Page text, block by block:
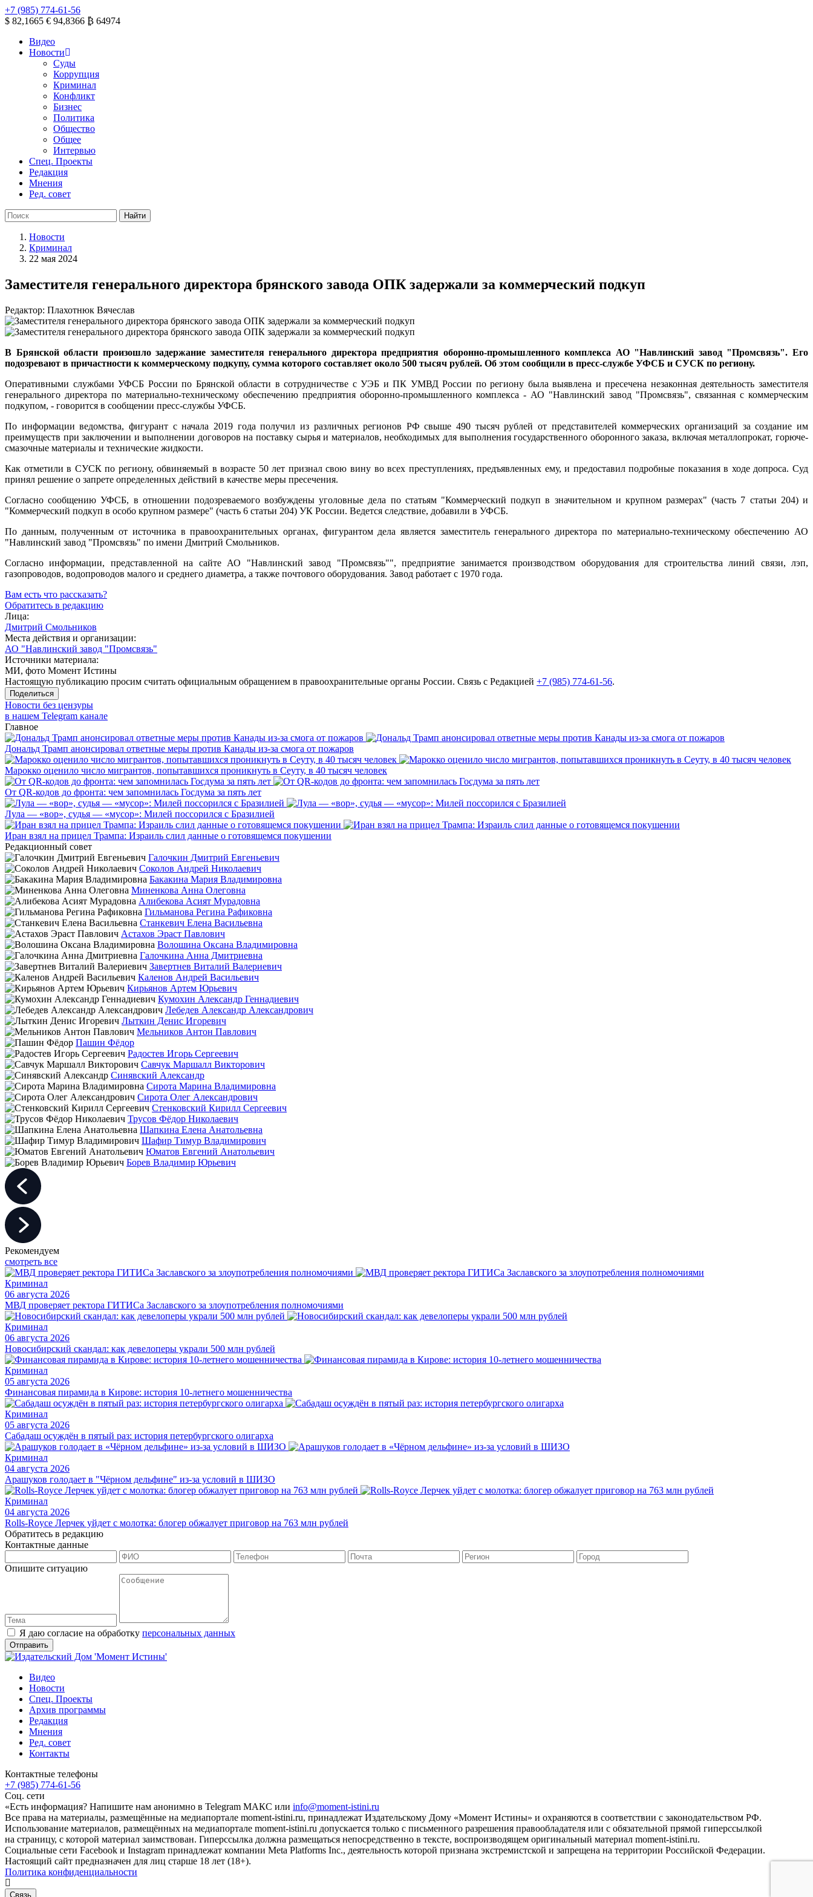
+7 (985) 774-61-56
$ 82,1665 € 94,8366 ₿ 64974
Видео
Новости
Суды
Коррупция
Криминал
Конфликт
Бизнес
Политика
Общество
Общее
Интервью
Спец. Проекты
Редакция
Мнения
Ред. совет
Новости
Криминал
22 мая 2024
Заместителя генерального директора брянского завода ОПК задержали за коммерческий подкуп
Редактор: Плахотнюк Вячеслав
В Брянской области произошло задержание заместителя генерального директора предприятия оборонно-промышленного комплекса АО "Навлинский завод "Промсвязь". Его
подозревают в причастности к коммерческому подкупу, сумма которого составляет около 500 тысяч рублей. Об этом сообщили в пресс-службе УФСБ и СУСК по региону.
Оперативными службами УФСБ России по Брянской области в сотрудничестве с УЭБ и ПК УМВД России по региону была выявлена и пресечена незаконная деятельность заместителя
генерального директора по материально-техническому обеспечению предприятия оборонно-промышленного комплекса - АО "Навлинский завод "Промсвязь", связанная с коммерческим
подкупом, - говорится в сообщении пресс-службы УФСБ.
По информации ведомства, фигурант с начала 2019 года получил из различных регионов РФ свыше 490 тысяч рублей от представителей коммерческих организаций за создание им
преимуществ при заключении и выполнении договоров на поставку сырья и материалов, необходимых для выполнения государственного оборонного заказа, включая металлопрокат, горюче-
смазочные материалы и технические жидкости.
Как отметили в СУСК по региону, обвиняемый в возрасте 50 лет признал свою вину во всех преступлениях, предъявленных ему, и предоставил подробные показания в ходе допроса. Суд
принял решение о запрете определенных действий в качестве меры пресечения.
Согласно сообщению УФСБ, в отношении подозреваемого возбуждены уголовные дела по статьям "Коммерческий подкуп в значительном и крупном размерах" (часть 7 статьи 204) и
"Коммерческий подкуп в особо крупном размере" (часть 6 статьи 204) УК России. Ведется следствие, добавили в УФСБ.
По данным, полученным от источника в правоохранительных органах, фигурантом дела является заместитель генерального директора по материально-техническому обеспечению АО
"Навлинский завод "Промсвязь" по имени Дмитрий Смольников.
Согласно информации, представленной на сайте АО "Навлинский завод "Промсвязь"", предприятие занимается производством оборудования для строительства линий связи, лэп,
газопроводов, водопроводов малого и среднего диаметра, а также почтового оборудования. Завод работает с 1970 года.
Вам есть что рассказать?
Обратитесь в редакцию
Лица:
Дмитрий Смольников
Места действия и организации:
АО "Навлинский завод "Промсвязь"
Источники материала:
МИ, фото Момент Истины
Настоящую публикацию просим считать официальным обращением в правоохранительные органы России. Связь с Редакцией +7 (985) 774-61-56.
Поделиться
Новости без цензуры
в нашем Telegram канале
Главное
Дональд Трамп анонсировал ответные меры против Канады из-за смога от пожаров
Марокко оценило число мигрантов, попытавшихся проникнуть в Сеуту, в 40 тысяч человек
От QR-кодов до фронта: чем запомнилась Госдума за пять лет
Лула — «вор», судья — «мусор»: Милей поссорился с Бразилией
Иран взял на прицел Трампа: Израиль слил данные о готовящемся покушении
Редакционный совет
Галочкин Дмитрий Евгеньевич
Соколов Андрей Николаевич
Бакакина Мария Владимировна
Миненкова Анна Олеговна
Алибекова Асият Мурадовна
Гильманова Регина Рафиковна
Станкевич Елена Васильевна
Астахов Эраст Павлович
Волошина Оксана Владимировна
Галочкина Анна Дмитриевна
Завертнев Виталий Валериевич
Каленов Андрей Васильевич
Кирьянов Артем Юрьевич
Кумохин Александр Геннадиевич
Лебедев Александр Александрович
Лыткин Денис Игоревич
Мельников Антон Павлович
Пашин Фёдор
Радостев Игорь Сергеевич
Савчук Маршалл Викторович
Синявский Александр
Сирота Марина Владимировна
Сирота Олег Александрович
Стенковский Кирилл Сергеевич
Трусов Фёдор Николаевич
Шапкина Елена Анатольевна
Шафир Тимур Владимирович
Юматов Евгений Анатольевич
Борев Владимир Юрьевич
Рекомендуем
смотреть все
Криминал
06 августа 2026
МВД проверяет ректора ГИТИСа Заславского за злоупотребления полномочиями
Криминал
06 августа 2026
Новосибирский скандал: как девелоперы украли 500 млн рублей
Криминал
05 августа 2026
Финансовая пирамида в Кирове: история 10-летнего мошенничества
Криминал
05 августа 2026
Сабадаш осуждён в пятый раз: история петербургского олигарха
Криминал
04 августа 2026
Арашуков голодает в "Чёрном дельфине" из-за условий в ШИЗО
Криминал
04 августа 2026
Rolls-Royce Лерчек уйдет с молотка: блогер обжалует приговор на 763 млн рублей
Обратитесь в редакцию
Контактные данные
Опишите ситуацию
Я даю согласие на обработку персональных данных
Видео
Новости
Спец. Проекты
Архив программы
Редакция
Мнения
Ред. совет
Контакты
Контактные телефоны
+7 (985) 774-61-56
Соц. сети
«Есть информация? Напишите нам анонимно в Telegram МАКС или info@moment-istini.ru
Все права на материалы, размещённые на медиапортале moment-istini.ru, принадлежат Издательскому Дому «Момент Истины» и охраняются в соответствии с законодательством РФ.
Использование материалов, размещённых на медиапортале moment-istini.ru допускается только с письменного разрешения правообладателя или с обязательной прямой гиперссылкой
на страницу, с которой материал заимствован. Гиперссылка должна размещаться непосредственно в тексте, воспроизводящем оригинальный материал moment-istini.ru.
Социальные сети Facebook и Instagram принадлежат компании Meta Platforms Inc., деятельность которой признана экстремистской и запрещена на территории Российской Федерации.
Настоящий сайт предназначен для лиц старше 18 лет (18+).
Политика конфиденциальности
Связь